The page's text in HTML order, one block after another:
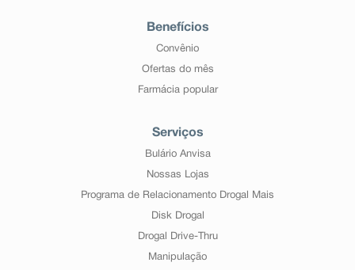
Benefícios
Convênio
Ofertas do mês
Farmácia popular
Serviços
Bulário Anvisa
Nossas Lojas
Programa de Relacionamento Drogal Mais
Disk Drogal
Drogal Drive-Thru
Manipulação